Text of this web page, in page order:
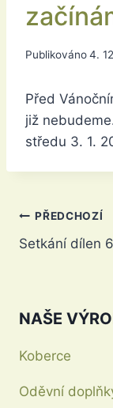
Publikováno4.
Před
již
středu 3. 1.
Navigace
pro
PŘEDCHOZÍ
Setkání dílen
NAŠE
Koberce
Oděvní